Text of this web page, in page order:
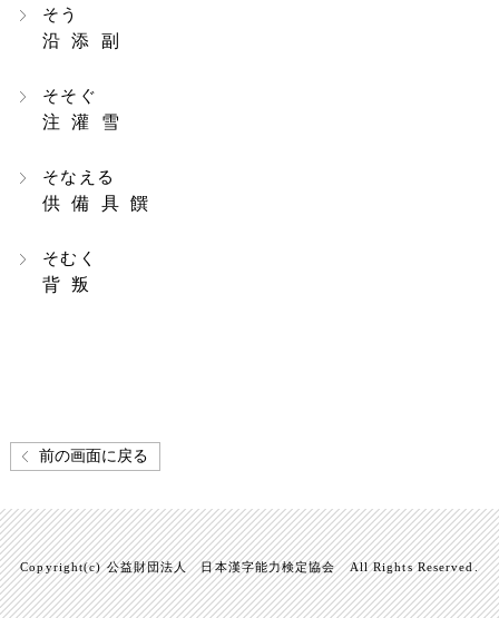
そう
沿 添 副
そそぐ
注 灌 雪
そなえる
供 備 具 饌
そむく
背 叛
前の画面に戻る
Copyright(c) 公益財団法人 日本漢字能力検定協会 All Rights Reserved.